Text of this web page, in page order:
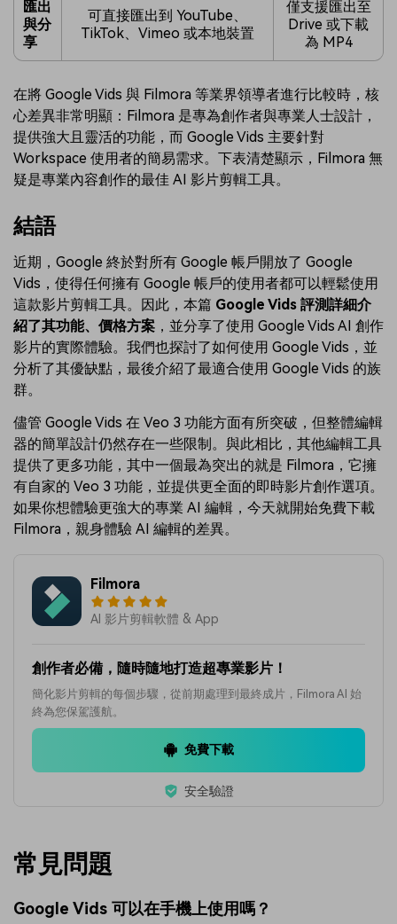
匯出
與分
享
可直接匯出到 YouTube、
TikTok、Vimeo 或本地裝置
僅支援匯出至
Drive 或下載
為 MP4
在將 Google Vids 與 Filmora 等業界領導者進行比較時，核
心差異非常明顯：Filmora 是專為創作者與專業人士設計，
提供強大且靈活的功能，而 Google Vids 主要針對
Workspace 使用者的簡易需求。下表清楚顯示，Filmora 無
疑是專業內容創作的最佳 AI 影片剪輯工具。
結語
近期，Google 終於對所有 Google 帳戶開放了 Google
Vids，使得任何擁有 Google 帳戶的使用者都可以輕鬆使用
這款影片剪輯工具。因此，本篇 Google Vids 評測詳細介
紹了其功能、價格方案 ，並分享了使用 Google Vids AI 創作
影片的實際體驗。我們也探討了如何使用 Google Vids，並
分析了其優缺點，最後介紹了最適合使用 Google Vids 的族
群。
儘管 Google Vids 在 Veo 3 功能方面有所突破，但整體編輯
器的簡單設計仍然存在一些限制。與此相比，其他編輯工具
提供了更多功能，其中一個最為突出的就是 Filmora，它擁
有自家的 Veo 3 功能，並提供更全面的即時影片創作選項。
如果你想體驗更強大的專業 AI 編輯，今天就開始免費下載
Filmora，親身體驗 AI 編輯的差異。
Filmora
AI 影片剪輯軟體 & App
創作者必備，隨時隨地打造超專業影片！
簡化影片剪輯的每個步驟，從前期處理到最終成片，Filmora AI 始
終為您保駕護航。
免費下載
安全驗證
常見問題
Google Vids 可以在手機上使用嗎？